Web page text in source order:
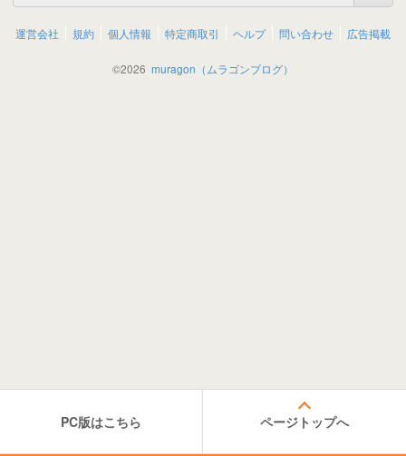
運営会社 規約 個人情報 特定商取引 ヘルプ 問い合わせ 広告掲載
©2026 muragon（ムラゴンブログ）
PC版はこちら ページトップへ